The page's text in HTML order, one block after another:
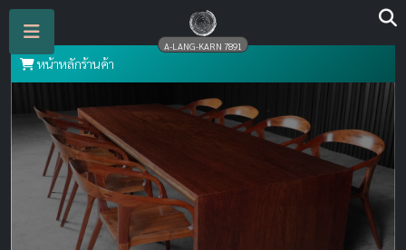
A-LANG-KARN 7891
หน้าหลักร้านค้า